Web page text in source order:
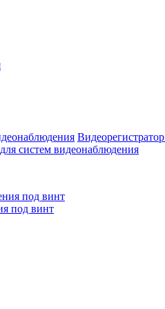
Видеорегистратор
систем видеонаблюдения
под винт